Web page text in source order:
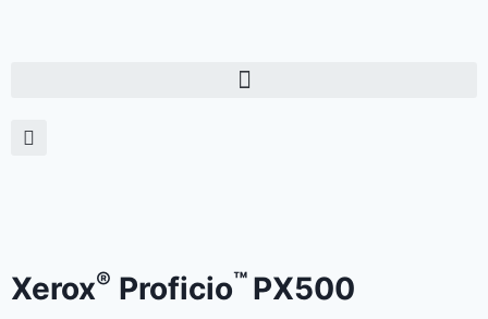
Xerox® Proficio™ PX500